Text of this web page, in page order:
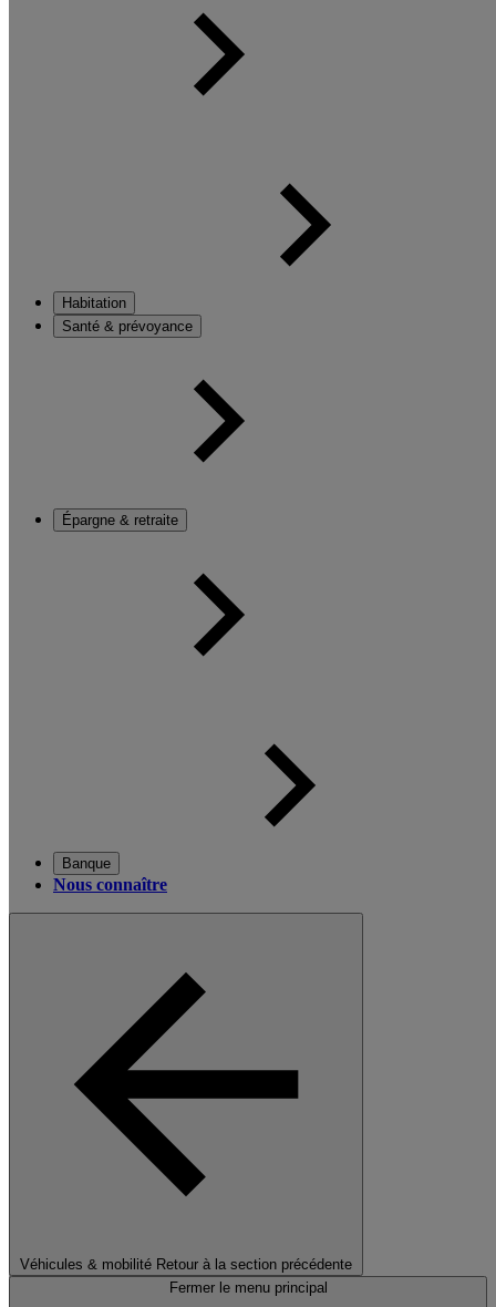
Habitation
Santé & prévoyance
Épargne & retraite
Banque
Nous connaître
Véhicules & mobilité Retour à la section précédente
Fermer le menu principal